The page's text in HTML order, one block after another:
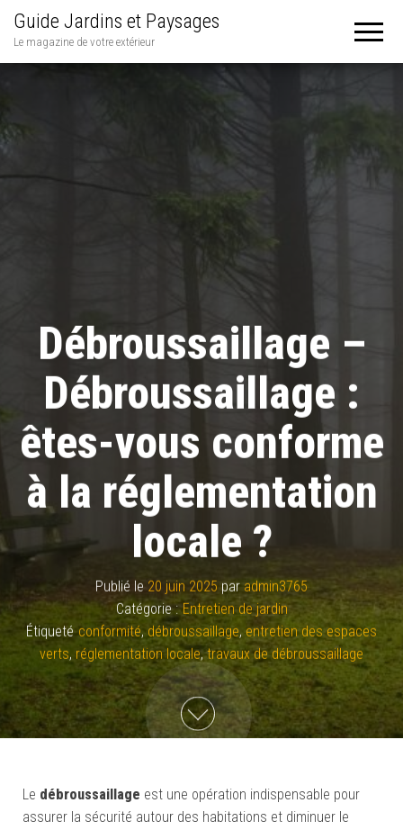
Guide Jardins et Paysages
Le magazine de votre extérieur
Débroussaillage –
Débroussaillage :
êtes-vous conforme
à la réglementation
locale ?
Publié le 20 juin 2025 par admin3765
Catégorie : Entretien de jardin
Étiqueté conformité,débroussaillage, entretien des espaces
verts, réglementation locale,travaux de débroussaillage
Le débroussaillage est une opération indispensable pour
assurer la sécurité autour des habitations et diminuer le